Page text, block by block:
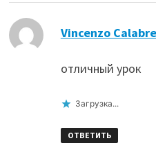
Vincenzo
отличный урок
Загрузка...
ОТВЕТИТЬ